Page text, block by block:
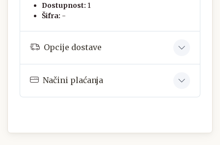
Dostupnost: 1
Šifra: -
Opcije dostave
Načini plaćanja